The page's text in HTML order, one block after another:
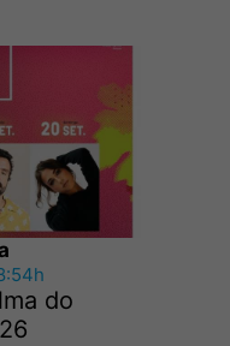
do